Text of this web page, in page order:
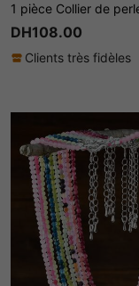
DH108.00
Clients très fidèles